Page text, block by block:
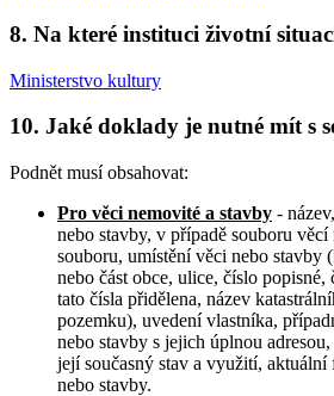
8. Na které instituci životní
Ministerstvo kultury
10. Jaké doklady je nutné mít s
Podnět musí obsahovat:
Pro věci nemovité a stavby -
nebo stavby, v případě souboru
souboru, umístění věci nebo stavby
nebo část obce, ulice, číslo
tato čísla přidělena, název
pozemku), uvedení vlastníka,
nebo stavby s jejich úplnou
její současný stav a využití, aktuální
nebo stavby.